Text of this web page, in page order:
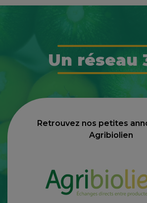
Un réseau
Retrouvez nos petites
Agribiolien